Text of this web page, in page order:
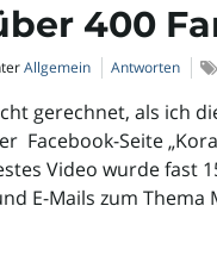
400
Allgemein Antworten
gerechnet, als ich
Facebook-Seite
Video wurde fast
E-Mails zum